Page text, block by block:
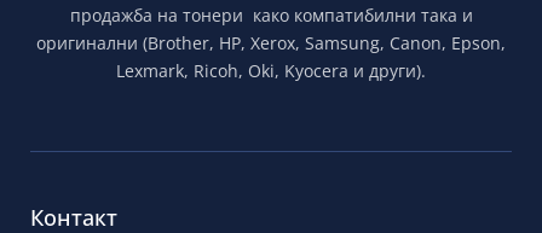
продажба на тонери како компатибилни така и
оригинални (Brother, HP, Xerox, Samsung, Canon, Epson,
Lexmark, Ricoh, Oki, Kyocera и други).
Контакт